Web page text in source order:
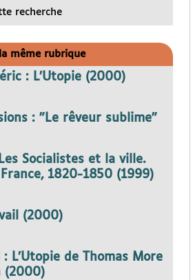
recherche
même rubrique
: L’Utopie (2000)
: "Le rêveur sublime"
Socialistes et la ville.
1820-1850 (1999)
(2000)
: L’Utopie de Thomas More
(2000)